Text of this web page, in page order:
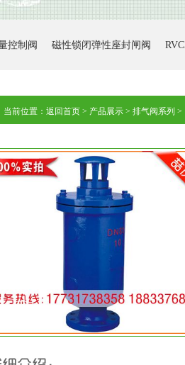
控制阀 磁性锁闭弹性座封闸阀
当前位置： 返回首页 > 产品展示 > 排气阀系列 >